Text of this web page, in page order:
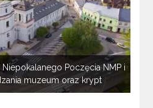
Niepokalanego Poczęcia NMP i
muzeum oraz krypt